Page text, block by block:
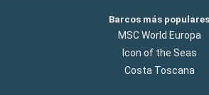
Barcos más populares
MSC World Europa
Icon of the Seas
Costa Toscana